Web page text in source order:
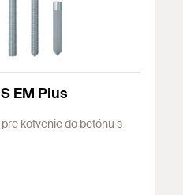
EM Plus
kotvenie do betónu s